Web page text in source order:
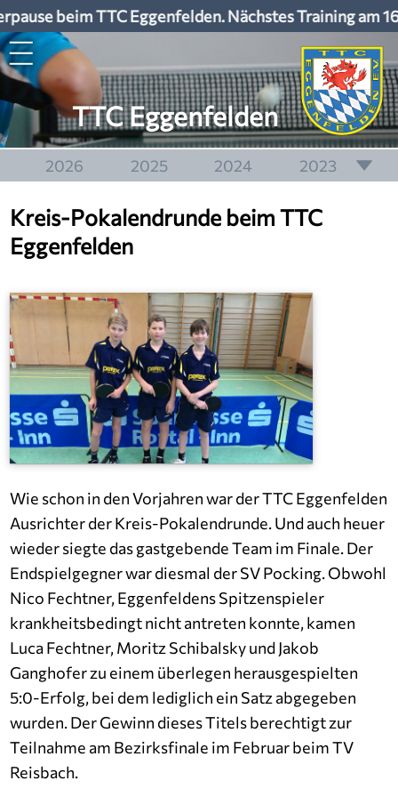
beim TTC Eggenfelden. Nächstes Training am
2026 2025 2024
2023
2018
2017 2016
2015
2014
2010
2009 2008
2007
2006
2005 2004 2003
TTC Eggenfelden
Kreis-Pokalendrunde beim TTC
Eggenfelden
Wie schon in den Vorjahren war der TTC Eggenfelden
Ausrichter der Kreis-Pokalendrunde. Und auch heuer
wieder siegte das gastgebende Team im Finale. Der
Endspielgegner war diesmal der SV Pocking. Obwohl
Nico Fechtner, Eggenfeldens Spitzenspieler
krankheitsbedingt nicht antreten konnte, kamen
Luca Fechtner, Moritz Schibalsky und Jakob
Ganghofer zu einem überlegen herausgespielten
5:0-Erfolg, bei dem lediglich ein Satz abgegeben
wurden. Der Gewinn dieses Titels berechtigt zur
Teilnahme am Bezirksfinale im Februar beim TV
Reisbach.